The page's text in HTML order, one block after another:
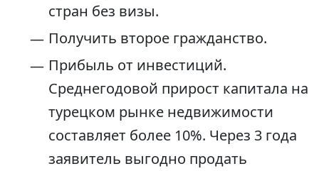
стран без визы.
Получить второе гражданство.
Прибыль от инвестиций.
Среднегодовой прирост капитала на
турецком рынке недвижимости
составляет более 10%. Через 3 года
заявитель выгодно продать